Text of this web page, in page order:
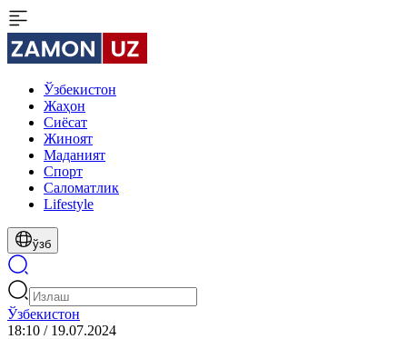
Ўзбекистон
Жаҳон
Сиёсат
Жиноят
Маданият
Спорт
Cаломатлик
Lifestyle
ўзб
Ўзбекистон
18:10 / 19.07.2024